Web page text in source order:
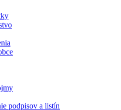
podpisov a listín